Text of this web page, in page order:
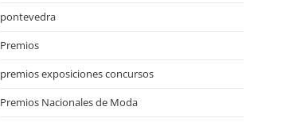
pontevedra
Premios
premios exposiciones concursos
Premios Nacionales de Moda